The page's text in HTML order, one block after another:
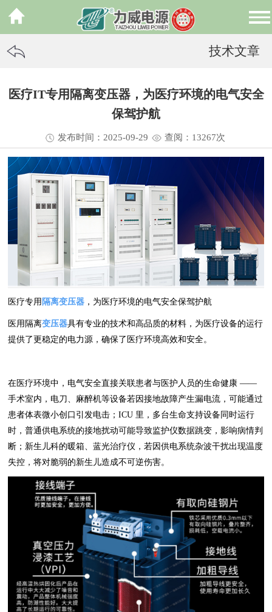
技术文章
医疗IT专用隔离变压器，为医疗环境的电气安全
保驾护航
发布时间：2025-09-29 查阅：13267次
医疗专用 隔离变压器 ，为医疗环境的电气安全保驾护航
医用隔离变压器具有专业的技术和高品质的材料，为医疗设备的运行
提供了更稳定的电力源，确保了医疗环境高效和安全。
在医疗环境中，电气安全直接关联患者与医护人员的生命健康 ——
手术室内，电刀、麻醉机等设备若因接地故障产生漏电流，可能通过
患者体表微小创口引发电击；ICU 里，多台生命支持设备同时运行
时，普通供电系统的接地扰动可能导致监护仪数据跳变，影响病情判
断；新生儿科的暖箱、蓝光治疗仪，若因供电系统杂波干扰出现温度
失控，将对脆弱的新生儿造成不可逆伤害。